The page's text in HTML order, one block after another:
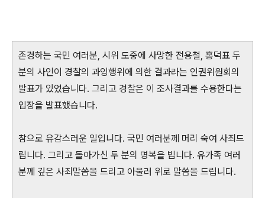
존경하는 국민 여러분, 시위 도중에 사망한 전용철, 홍덕표 두
분의 사인이 경찰의 과잉행위에 의한 결과라는 인권위원회의
발표가 있었습니다. 그리고 경찰은 이 조사결과를 수용한다는
입장을 발표했습니다.
참으로 유감스러운 일입니다. 국민 여러분께 머리 숙여 사죄드
립니다. 그리고 돌아가신 두 분의 명복을 빕니다. 유가족 여러
분께 깊은 사죄말씀을 드리고 아울러 위로 말씀을 드립니다.